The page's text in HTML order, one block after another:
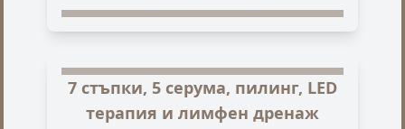
7 стъпки, 5 серума, пилинг, LED
терапия и лимфен дренаж